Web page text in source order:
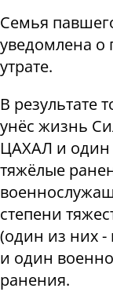
Семья
уведомлена о
утрате.
В результате
унёс жизнь
ЦАХАЛ и один
тяжёлые
степени
(один из них
и один
ранения.